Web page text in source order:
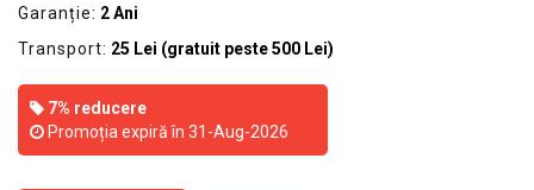
Garanție: 2 Ani
Transport: 25 Lei (gratuit peste 500 Lei)
7% reducere
Promoția expiră în 31-Aug-2026